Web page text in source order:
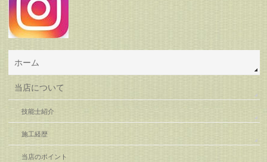
ホーム
当店について
技能士紹介
施工経歴
当店のポイント